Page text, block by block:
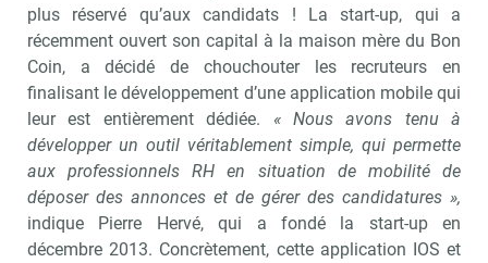
plus réservé qu’aux candidats ! La start-up, qui a
récemment ouvert son capital à la maison mère du Bon
Coin, a décidé de chouchouter les recruteurs en
finalisant le développement d’une application mobile qui
leur est entièrement dédiée. « Nous avons tenu à
développer un outil véritablement simple, qui permette
aux professionnels RH en situation de mobilité de
déposer des annonces et de gérer des candidatures »,
indique Pierre Hervé, qui a fondé la start-up en
décembre 2013. Concrètement, cette application IOS et